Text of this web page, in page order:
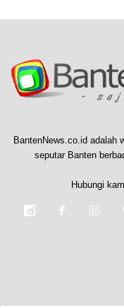
BantenNews.co.id adalah
seputar Banten
Hubungi